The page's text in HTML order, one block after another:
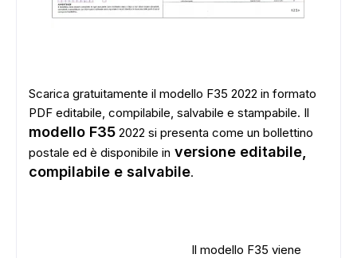
Scarica gratuitamente il modello F35 2022 in formato
PDF editabile, compilabile, salvabile e stampabile. Il
modello F35 2022 si presenta come un bollettino
postale ed è disponibile in versione editabile,
compilabile e salvabile.
Il modello F35 viene